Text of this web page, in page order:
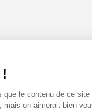
que le contenu de ce
mais on aimerait bien